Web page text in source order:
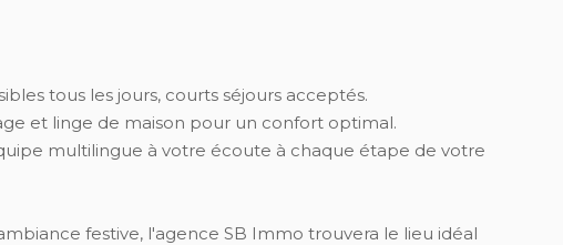
tous les jours, courts séjours acceptés.
et linge de maison pour un confort optimal.
multilingue à votre écoute à chaque étape de votre
festive, l'agence SB Immo trouvera le lieu idéal